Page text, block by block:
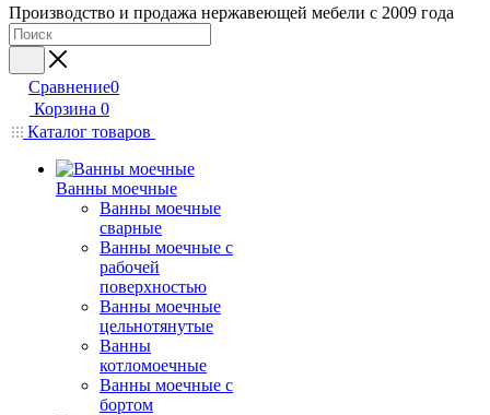
Производство и продажа нержавеющей мебели с 2009 года
Сравнение0
Корзина 0
Каталог товаров
Ванны моечные
Ванны моечные
сварные
Ванны моечные с
рабочей
поверхностью
Ванны моечные
цельнотянутые
Ванны
котломоечные
Ванны моечные с
бортом